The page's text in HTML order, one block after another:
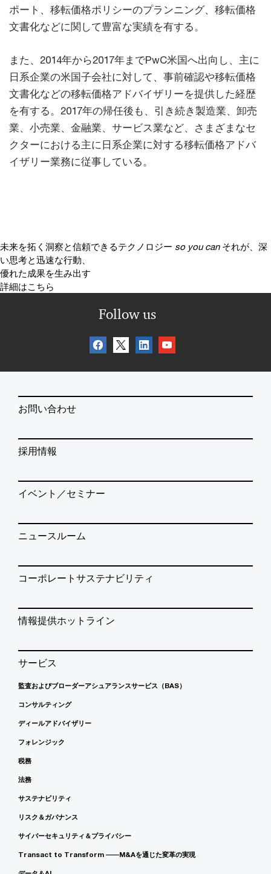
ポート、移転価格ポリシーのプランニング、移転価格
文書化などに関して豊富な実績を有する。
また、2014年から2017年までPwC米国へ出向し、主に
日系企業の米国子会社に対して、事前確認や移転価格
文書化などの移転価格アドバイザリーを提供した経歴
を有する。2017年の帰任後も、引き続き製造業、卸売
業、小売業、金融業、サービス業など、さまざまなセ
クターにおける主に日系企業に対する移転価格アドバ
イザリー業務に従事している。
未来を拓く洞察と信頼できるテクノロジー so you can それが、深
い思考と迅速な行動、
優れた成果を生み出す
詳細はこちら
Follow us
お問い合わせ
採用情報
イベント／セミナー
ニュースルーム
コーポレートサステナビリティ
情報提供ホットライン
サービス
監査およびブローダーアシュアランスサービス（BAS）
コンサルティング
ディールアドバイザリー
フォレンジック
税務
法務
サステナビリティ
リスク＆ガバナンス
サイバーセキュリティ＆プライバシー
Transact to Transform ――M&Aを通じた変革の実現